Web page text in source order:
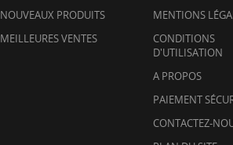
NOUVEAUX PRODUITS
MEILLEURES VENTES
MENTIONS
CONDITIONS
D'UTILISATION
A PROPOS
PAIEMENT
CONTACTEZ-